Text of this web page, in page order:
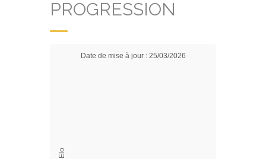
PROGRESSION
Elo
Date de mise à jour : 25/03/2026